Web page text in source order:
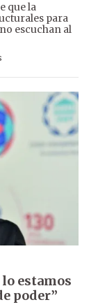
que la
para
escuchan al
estamos
poder”